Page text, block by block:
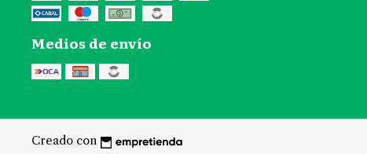
Medios de envío
Creado con